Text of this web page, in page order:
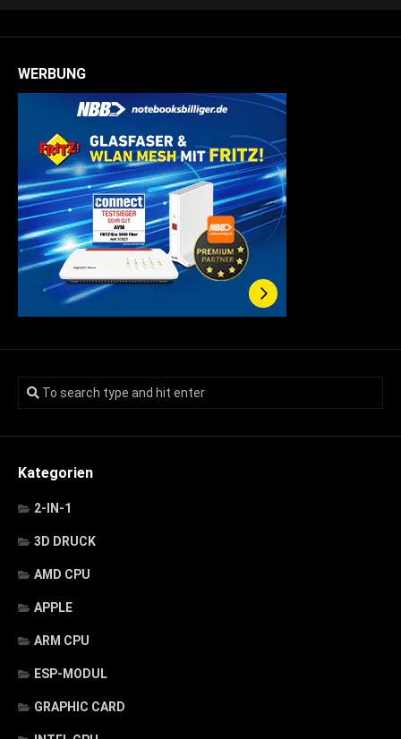
WERBUNG
Kategorien
2-IN-1
3D DRUCK
AMD CPU
APPLE
ARM CPU
ESP-MODUL
GRAPHIC CARD